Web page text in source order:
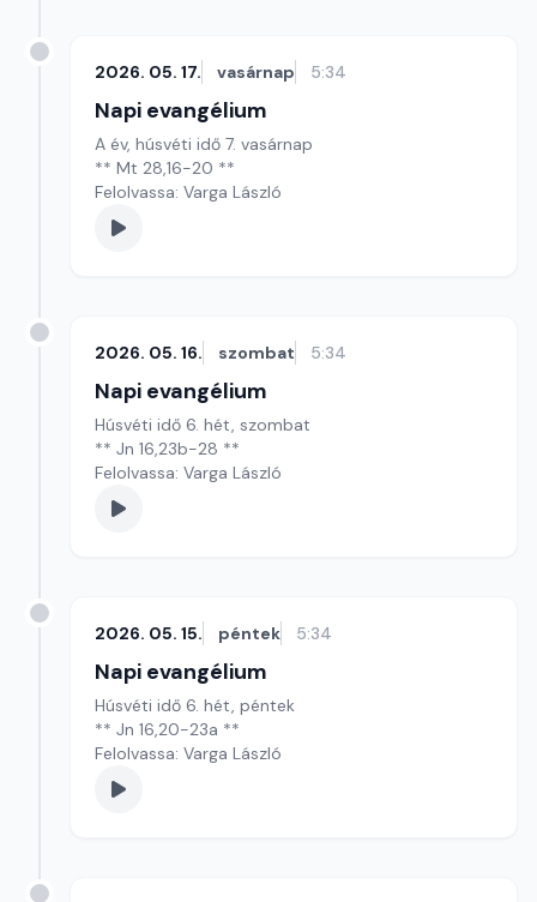
2026. 05. 17. vasárnap 5:34
Napi evangélium
A év, húsvéti idő 7. vasárnap
** Mt 28,16-20 **
Felolvassa: Varga László
2026. 05. 16. szombat 5:34
Napi evangélium
Húsvéti idő 6. hét, szombat
** Jn 16,23b-28 **
Felolvassa: Varga László
2026. 05. 15. péntek 5:34
Napi evangélium
Húsvéti idő 6. hét, péntek
** Jn 16,20-23a **
Felolvassa: Varga László